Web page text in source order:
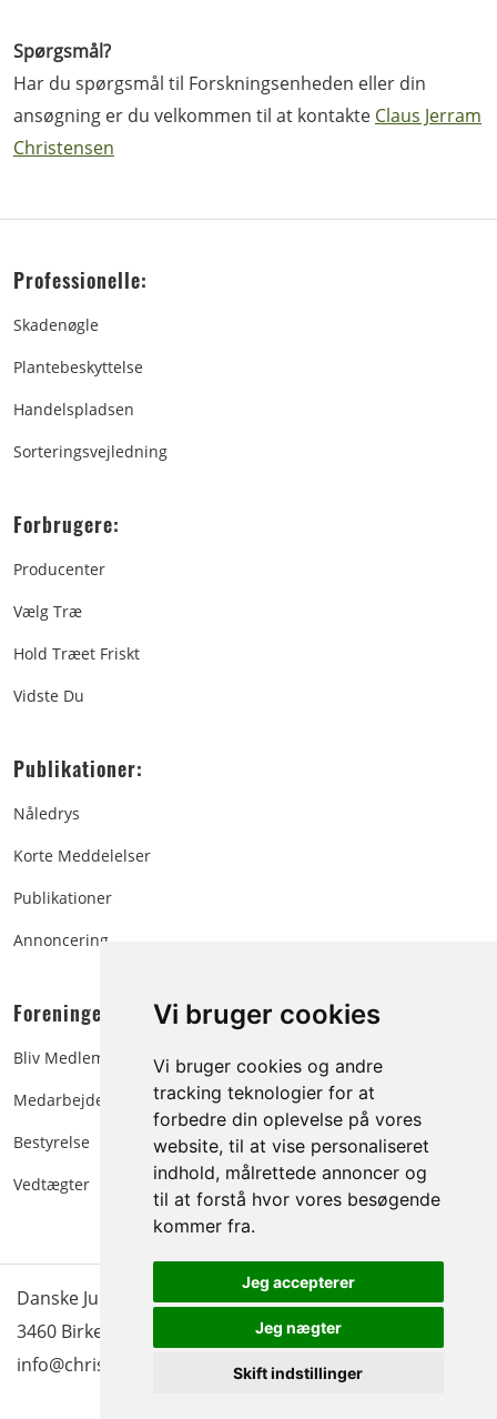
Vi bruger cookies
Vi bruger cookies og andre
tracking teknologier for at
forbedre din oplevelse på vores
website, til at vise personaliseret
indhold, målrettede annoncer og
til at forstå hvor vores besøgende
kommer fra.
Jeg accepterer
Jeg nægter
Skift indstillinger
Spørgsmål?
Har du spørgsmål til Forskningsenheden eller din
ansøgning er du velkommen til at kontakte Claus Jerram
Christensen
Professionelle:
Skadenøgle
Plantebeskyttelse
Handelspladsen
Sorteringsvejledning
Forbrugere:
Producenter
Vælg Træ
Hold Træet Friskt
Vidste Du
Publikationer:
Nåledrys
Korte Meddelelser
Publikationer
Annoncering
Foreningen:
Bliv Medlem
Medarbejdere
Bestyrelse
Vedtægter
Danske Juletræer - træer & grønt | Blokken 15 | DK-
3460 Birkerød |
Tlf.: 45 35 24 12|
info@christmastree.dk